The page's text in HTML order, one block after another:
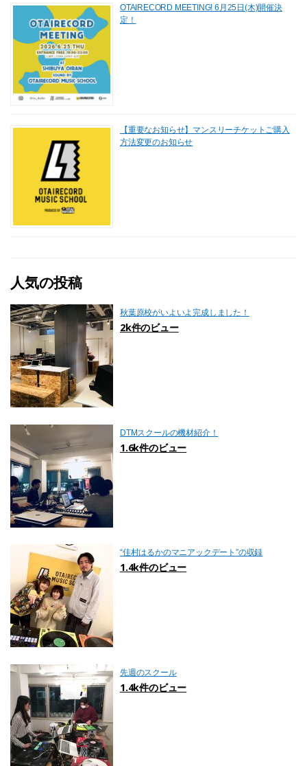
OTAIRECORD MEETING! 6月25日(木)開催決
定！
【重要なお知らせ】マンスリーチケットご購入
方法変更のお知らせ
人気の投稿
秋葉原校がいよいよ完成しました！
2k件のビュー
DTMスクールの機材紹介！
1.6k件のビュー
“佳村はるかのマニアックデート”の収録
1.4k件のビュー
先週のスクール
1.4k件のビュー